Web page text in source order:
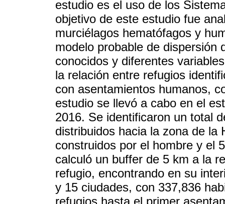
estudio es el uso de los
objetivo de este estudio fue
murciélagos hematófagos y
modelo probable de dispersión
conocidos y diferentes
la relación entre refugios
con asentamientos humanos,
estudio se llevó a cabo en el
2016. Se identificaron un total
distribuidos hacia la zona de la
construidos por el hombre y el
calculó un buffer de 5 km a la
refugio, encontrando en su
y 15 ciudades, con 337,836